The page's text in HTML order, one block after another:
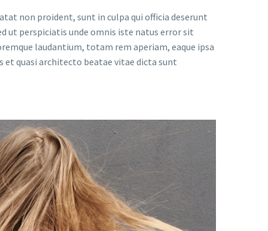
non proident, sunt in culpa qui officia deserunt
ut perspiciatis unde omnis iste natus error sit
laudantium, totam rem aperiam, eaque ipsa
quasi architecto beatae vitae dicta sunt